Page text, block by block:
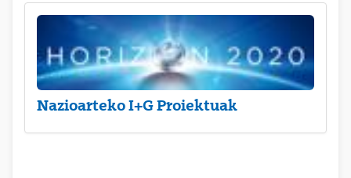
Nazioarteko I+G Proiektuak